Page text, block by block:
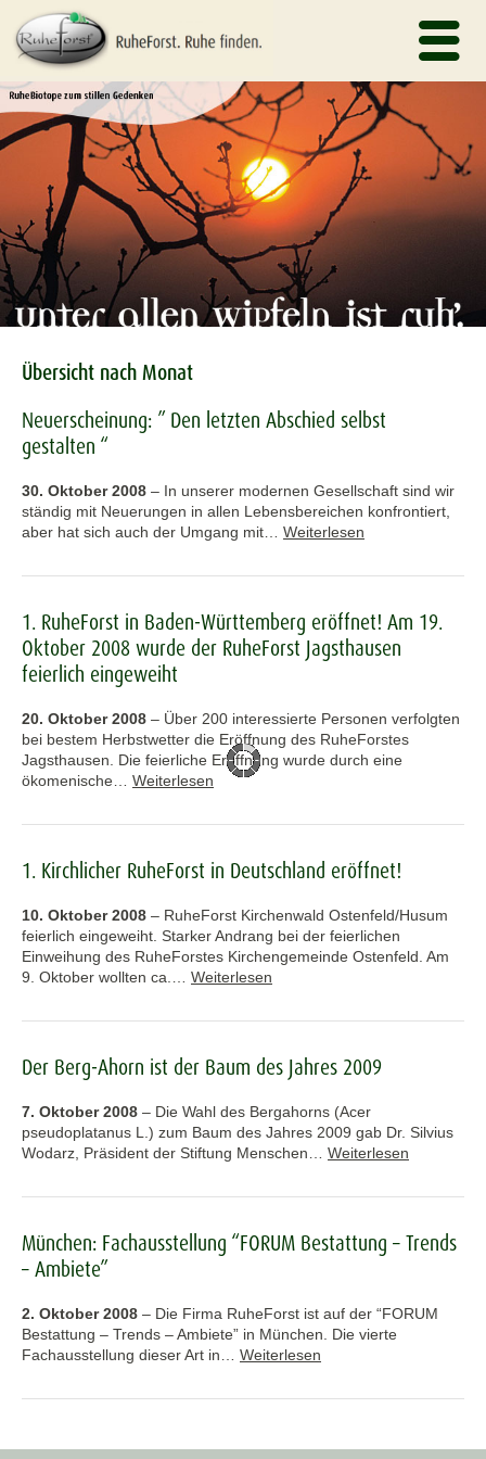
Übersicht nach Monat
Neuerscheinung: ” Den letzten Abschied selbst
gestalten “
30. Oktober 2008 – In unserer modernen Gesellschaft sind wir
ständig mit Neuerungen in allen Lebensbereichen konfrontiert,
aber hat sich auch der Umgang mit… Weiterlesen
1. RuheForst in Baden-Württemberg eröffnet! Am 19.
Oktober 2008 wurde der RuheForst Jagsthausen
feierlich eingeweiht
20. Oktober 2008 – Über 200 interessierte Personen verfolgten
bei bestem Herbstwetter die Eröffnung des RuheForstes
Jagsthausen. Die feierliche Eröffnung wurde durch eine
ökomenische… Weiterlesen
1. Kirchlicher RuheForst in Deutschland eröffnet!
10. Oktober 2008 – RuheForst Kirchenwald Ostenfeld/Husum
feierlich eingeweiht. Starker Andrang bei der feierlichen
Einweihung des RuheForstes Kirchengemeinde Ostenfeld. Am
9. Oktober wollten ca.… Weiterlesen
Der Berg-Ahorn ist der Baum des Jahres 2009
7. Oktober 2008 – Die Wahl des Bergahorns (Acer
pseudoplatanus L.) zum Baum des Jahres 2009 gab Dr. Silvius
Wodarz, Präsident der Stiftung Menschen… Weiterlesen
München: Fachausstellung “FORUM Bestattung – Trends
– Ambiete”
2. Oktober 2008 – Die Firma RuheForst ist auf der “FORUM
Bestattung – Trends – Ambiete” in München. Die vierte
Fachausstellung dieser Art in… Weiterlesen